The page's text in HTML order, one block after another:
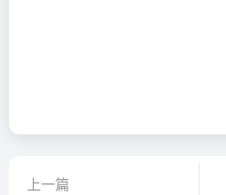
上一篇